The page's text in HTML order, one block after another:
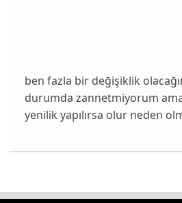
ben fazla bir değişiklik
durumda zannetmiyorum ama
yenilik yapılırsa olur neden